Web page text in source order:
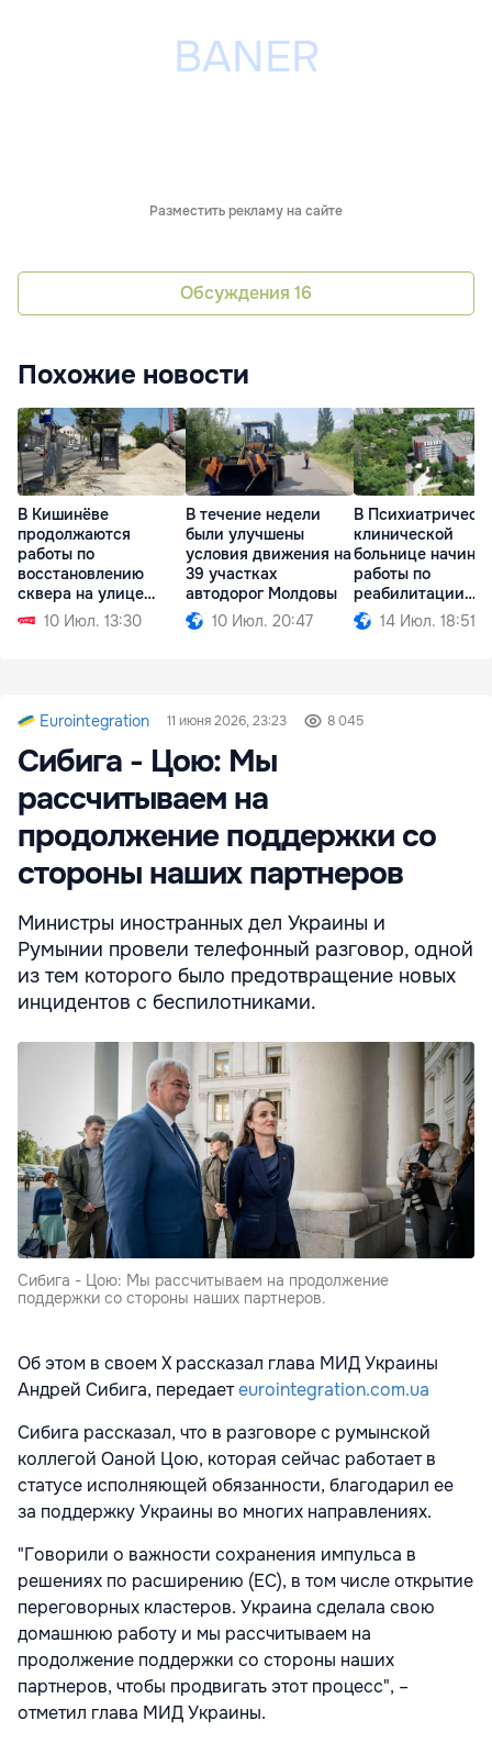
Разместить рекламу на сайте
Обсуждения 16
Похожие новости
В Кишинёве
продолжаются
работы по
восстановлению
сквера на улице
Букурешть
10 Июл. 13:30
В течение недели
были улучшены
условия движения на
39 участках
автодорог Молдовы
10 Июл. 20:47
В
клинической
больнице
работы по
реабилитации
корпусов
14 Июл. 18:51
Eurointegration 11 июня 2026, 23:23 8 045
Сибига - Цою: Мы
рассчитываем на
продолжение поддержки со
стороны наших партнеров
Министры иностранных дел Украины и
Румынии провели телефонный разговор, одной
из тем которого было предотвращение новых
инцидентов с беспилотниками.
Сибига - Цою: Мы рассчитываем на продолжение
поддержки со стороны наших партнеров.
Об этом в своем X рассказал глава МИД Украины
Андрей Сибига, передаетeurointegration.com.ua
Сибига рассказал, что в разговоре с румынской
коллегой Оаной Цою, которая сейчас работает в
статусе исполняющей обязанности, благодарил ее
за поддержку Украины во многих направлениях.
"Говорили о важности сохранения импульса в
решениях по расширению (ЕС), в том числе открытие
переговорных кластеров. Украина сделала свою
домашнюю работу и мы рассчитываем на
продолжение поддержки со стороны наших
партнеров, чтобы продвигать этот процесс", –
отметил глава МИД Украины.